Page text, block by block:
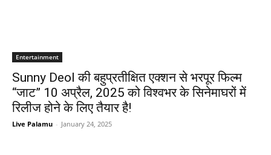
Entertainment
Sunny Deol की बहुप्रतीक्षित एक्शन से भरपूर फिल्म
“जाट” 10 अप्रैल, 2025 को विश्वभर के सिनेमाघरों में
रिलीज होने के लिए तैयार है!
Live Palamu - January 24, 2025